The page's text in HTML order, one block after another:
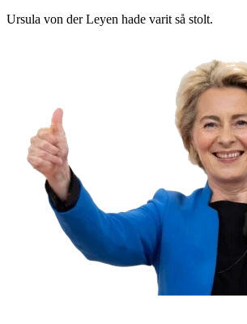
Ursula von der Leyen hade varit så stolt.